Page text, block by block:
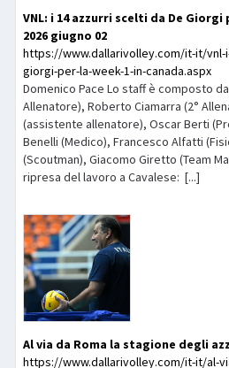
VNL: i 14 azzurri scelti da De Giorgi
2026 giugno 02
https://www.dallarivolley.com/it-it/vnl-
giorgi-per-la-week-1-in-canada.aspx
Domenico Pace Lo staff è composto
Allenatore), Roberto Ciamarra (2°
(assistente allenatore), Oscar Berti
Benelli (Medico), Francesco Alfatti
(Scoutman), Giacomo Giretto (Team
ripresa del lavoro a Cavalese: [...]
Al via da Roma la stagione degli
https://www.dallarivolley.com/it-it/al-